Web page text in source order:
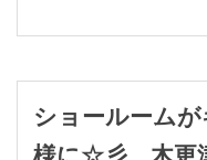
ショールーム
様に☆彡 木更